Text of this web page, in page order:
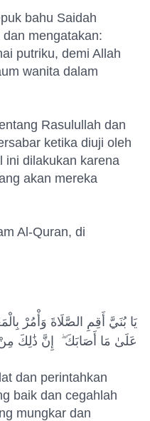
bahu Saidah
mengatakan:
putriku, demi Allah
wanita dalam
Rasulullah dan
ketika diuji oleh
ini dilakukan karena
akan mereka
Al-Quran, di
يَا بُنَيَّ أَقِمِ الصَّلَاةَ وَأْمُرْ
عَلَىٰ مَا أَصَابَكَ ۖ
إِنَّ ذَٰلِكَ
dan perintahkan
baik dan cegahlah
mungkar dan